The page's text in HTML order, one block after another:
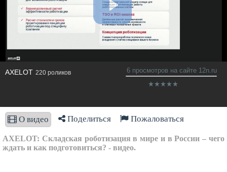
AXELOT 220 роликов 6 просмотров на сайте 12n.ru
О видео Поделиться Пожаловаться
AXELOT: Складская роботизация в мире и в России – чего
ждать и как подготовиться? - видео.